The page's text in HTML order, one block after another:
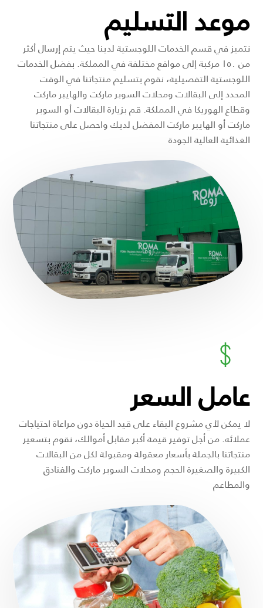
موعد التسليم
نتميز في قسم الخدمات اللوجستية لدينا حيث يتم إرسال أكثر
من ١٥٠ مركبة إلى مواقع مختلفة في المملكة. بفضل الخدمات
اللوجستية التفصيلية، نقوم بتسليم منتجاتنا في الوقت
المحدد إلى البقالات ومحلات السوبر ماركت والهايبر ماركت
وقطاع الهوريكا في المملكة. قم بزيارة البقالات أو السوبر
ماركت أو الهايبر ماركت المفضل لديك واحصل على منتجاتنا
الغذائية العالية الجودة
عامل السعر
لا يمكن لأي مشروع البقاء على قيد الحياة دون مراعاة احتياجات
عملائه. من أجل توفير قيمة أكبر مقابل أموالك، نقوم بتسعير
منتجاتنا بالجملة بأسعار معقولة ومقبولة لكل من البقالات
الكبيرة والصغيرة الحجم ومحلات السوبر ماركت والفنادق
والمطاعم